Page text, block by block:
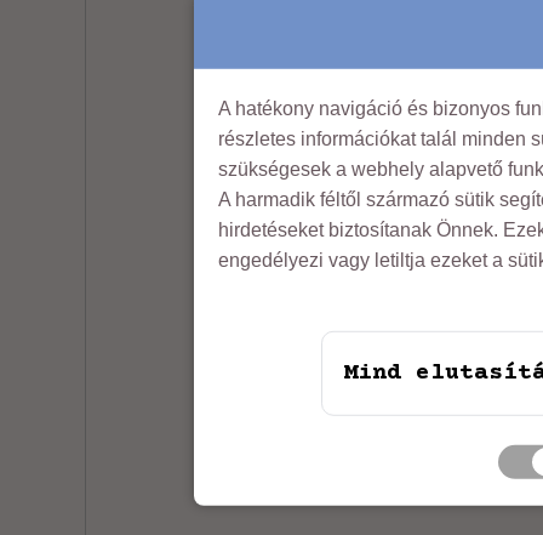
Light brown-sand
Add to quote
A hatékony navigáció és bizonyos
részletes információkat talál minden
szükségesek a webhely alapvető
A harmadik féltől származó sütik
hirdetéseket biztosítanak Önnek.
engedélyezi vagy letiltja ezeket a
Mind